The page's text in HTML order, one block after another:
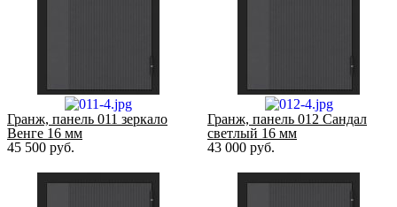
Гранж, панель 011 зеркало
Венге 16 мм
45 500 руб.
Гранж, панель 012 Сандал
светлый 16 мм
43 000 руб.